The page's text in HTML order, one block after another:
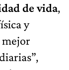
de vida,
y